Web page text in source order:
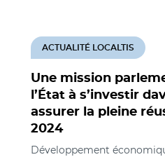
Une mission
l’État à s’investir
assurer la pleine
2024
ACTUALITÉ LOCALTIS
Développement